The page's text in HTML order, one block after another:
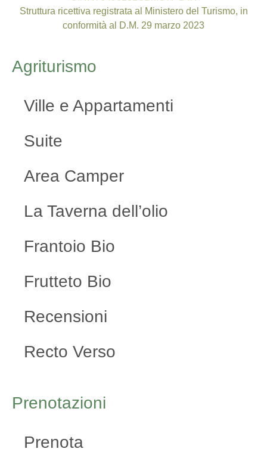
Struttura ricettiva registrata al Ministero del Turismo, in
conformità al D.M. 29 marzo 2023
Agriturismo
Ville e Appartamenti
Suite
Area Camper
La Taverna dell’olio
Frantoio Bio
Frutteto Bio
Recensioni
Recto Verso
Prenotazioni
Prenota